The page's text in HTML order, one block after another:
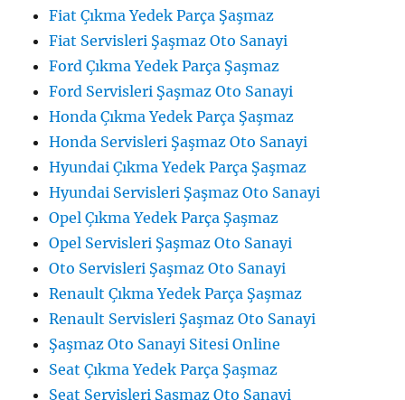
Fiat Çıkma Yedek Parça Şaşmaz
Fiat Servisleri Şaşmaz Oto Sanayi
Ford Çıkma Yedek Parça Şaşmaz
Ford Servisleri Şaşmaz Oto Sanayi
Honda Çıkma Yedek Parça Şaşmaz
Honda Servisleri Şaşmaz Oto Sanayi
Hyundai Çıkma Yedek Parça Şaşmaz
Hyundai Servisleri Şaşmaz Oto Sanayi
Opel Çıkma Yedek Parça Şaşmaz
Opel Servisleri Şaşmaz Oto Sanayi
Oto Servisleri Şaşmaz Oto Sanayi
Renault Çıkma Yedek Parça Şaşmaz
Renault Servisleri Şaşmaz Oto Sanayi
Şaşmaz Oto Sanayi Sitesi Online
Seat Çıkma Yedek Parça Şaşmaz
Seat Servisleri Şaşmaz Oto Sanayi